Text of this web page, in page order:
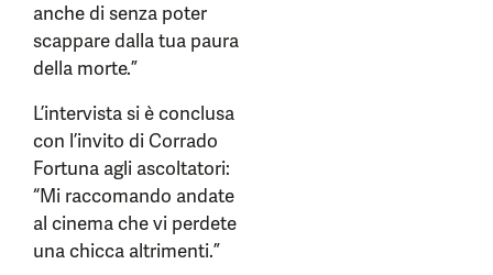
anche di senza poter
scappare dalla tua paura
della morte.”
L’intervista si è conclusa
con l’invito di Corrado
Fortuna agli ascoltatori:
“Mi raccomando andate
al cinema che vi perdete
una chicca altrimenti.”